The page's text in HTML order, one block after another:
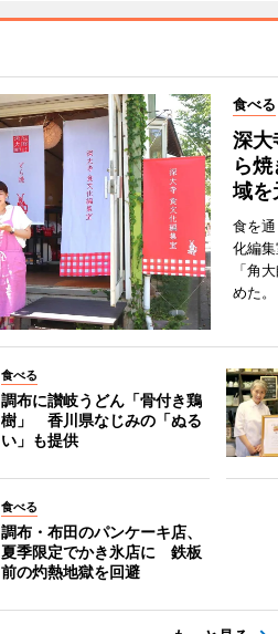
食べる
深大
ら
域を
食を
化編集
「角
めた。
食べる
調布に讃岐うどん「骨付き鶏
樹」 香川県なじみの「ぬる
い」も提供
食べる
調布・布田のパンケーキ店、
夏季限定でかき氷店に 鉄板
前の灼熱地獄を回避